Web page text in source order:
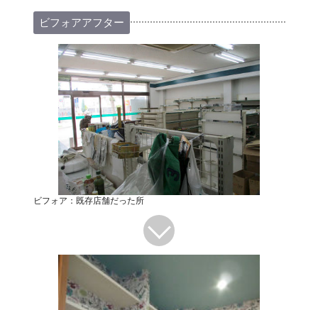
ビフォアアフター
ビフォア：既存店舗だった所